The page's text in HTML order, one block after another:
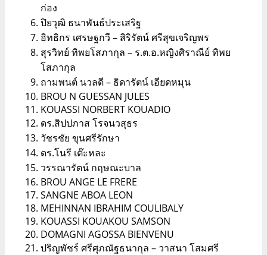
ก่อง
ปิยวุฒิ ธนาพันธ์ประเสริฐ
อิทธิกร เศรษฐกวี – สิริรัตน์ ศรีสุขเจริญพร
สุรวิทย์ ทิพยโสภากุล – ร.ต.อ.หญิงศิราณีย์ ทิพย
โสภากุล
ถามพนต์ นวลดี – ธิดารัตน์ เอียดหมุน
BROU N GUESSAN JULES
KOUASSI NORBERT KOUADIO
ดร.สิปปภาส โรจนวสุธร
วัชรชัย ขุนศรีรักษา
ดร.โนรี เต๊ะหละ
วรรณารัตน์ กฤษณะบาล
BROU ANGE LE FRERE
SANGNE ABOA LEON
MEHINNAN IBRAHIM COULIBALY
KOUASSI KOUAKOU SAMSON
DOMAGNI AGOSSA BIENVENU
ปริญพัชร์ ศรีศุภณัฐธนากุล – วาสนา โสมศรี